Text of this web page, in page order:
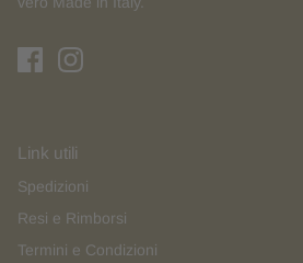
Link utili
Spedizioni
Resi e Rimborsi
Termini e Condizioni